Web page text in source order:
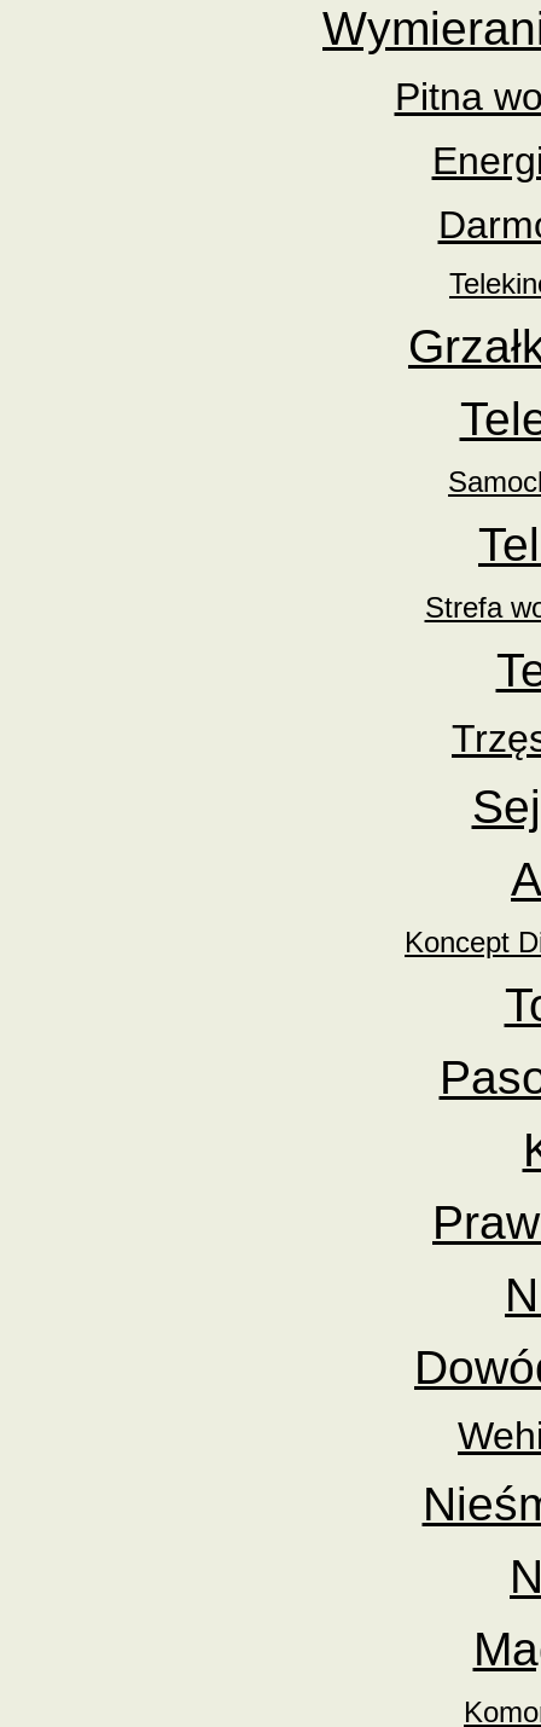
Pitna
Strefa
Koncept